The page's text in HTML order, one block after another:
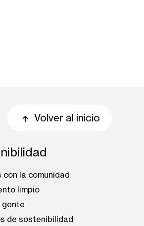
Volver al inicio
con la comunidad
limpio
gente
de sostenibilidad